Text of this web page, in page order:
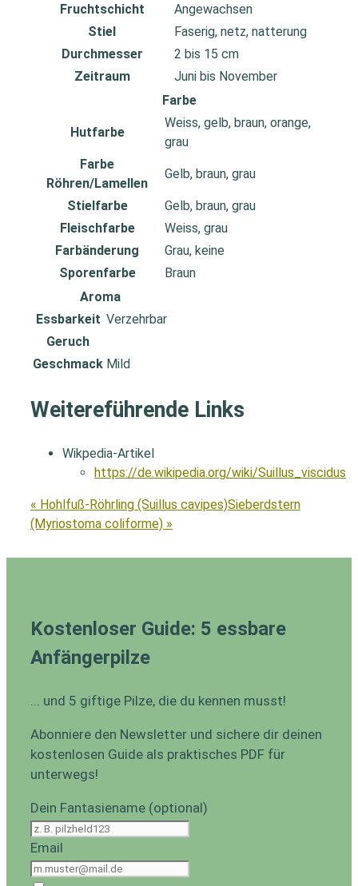
Fruchtschicht
Angewachsen
Stiel
Faserig, netz, natterung
Durchmesser
2 bis 15 cm
Zeitraum
Juni bis November
Farbe
Hutfarbe
Weiss, gelb, braun, orange,
grau
Farbe
Röhren/Lamellen
Gelb, braun, grau
Stielfarbe
Gelb, braun, grau
Fleischfarbe
Weiss, grau
Farbänderung
Grau, keine
Sporenfarbe
Braun
Aroma
Essbarkeit Verzehrbar
Geruch
Geschmack Mild
Weitereführende Links
Wikpedia-Artikel
https://de.wikipedia.org/wiki/Suillus_viscidus
« Hohlfuß-Röhrling (Suillus cavipes)Sieberdstern
(Myriostoma coliforme) »
Kostenloser Guide: 5 essbare
Anfängerpilze
... und 5 giftige Pilze, die du kennen musst!
Abonniere den Newsletter und sichere dir deinen
kostenlosen Guide als praktisches PDF für
unterwegs!
Dein Fantasiename (optional)
Email